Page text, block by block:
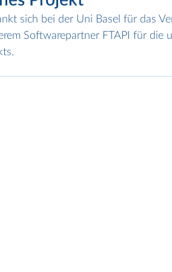
sich bei der Uni Basel für das
Softwarepartner FTAPI für die